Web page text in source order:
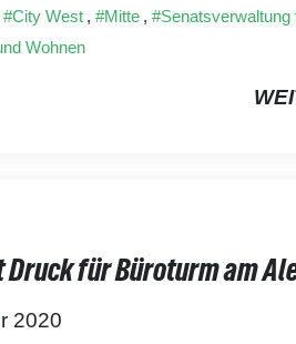
City West , Mitte ,
Senatsverwaltung
Wohnen
Druck für Büroturm am
2020